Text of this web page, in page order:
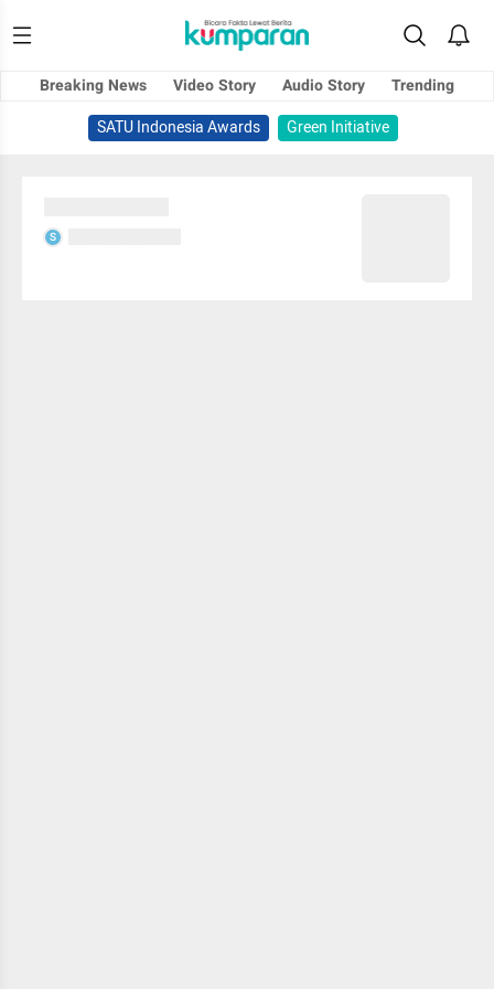
Breaking News Video Story Audio Story
Trending
SATU Indonesia Awards
Green Initiative
S